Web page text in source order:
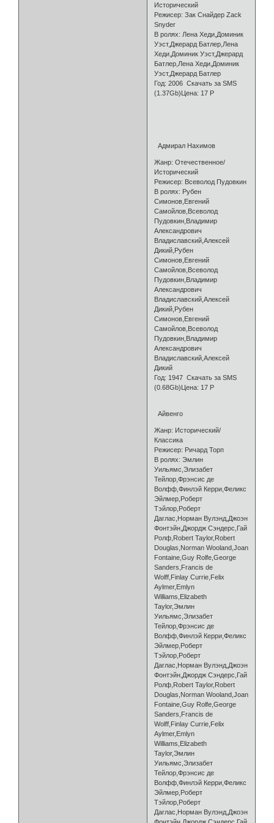
Исторический
Режисер: Зак Снайдер Zack
Snyder
В ролях: Лена Хеди,Доминик
Уэст,Джерард Батлер,Лена
Хеди,Доминик Уэст,Джерард
Батлер,Лена Хеди,Доминик
Уэст,Джерард Батлер
Год: 2006 Скачать за SMS
(1.37Gb)Цена: 17 Р
Адмирал Нахимов
Жанр: Отечественное/
Исторический
Режисер: Всеволод Пудовкин
В ролях: Рубен
Симонов,Евгений
Самойлов,Всеволод
Пудовкин,Владимир
Александрович
Владиславский,Алексей
Дикий,Рубен
Симонов,Евгений
Самойлов,Всеволод
Пудовкин,Владимир
Александрович
Владиславский,Алексей
Дикий,Рубен
Симонов,Евгений
Самойлов,Всеволод
Пудовкин,Владимир
Александрович
Владиславский,Алексей
Дикий
Год: 1947 Скачать за SMS
(0.68Gb)Цена: 17 Р
Айвенго
Жанр: Исторический/
Классика
Режисер: Ричард Торп
В ролях: Эмлин
Уильямс,Элизабет
Тейлор,Фрэнсис де
Волфф,Финлэй Керри,Феликс
Эйлмер,Роберт
Тэйлор,Роберт
Даглас,Норман Вулэнд,Джоэн
Фонтэйн,Джордж Сэндерс,Гай
Ролф,Robert Taylor,Robert
Douglas,Norman Wooland,Joan
Fontaine,Guy Rolfe,George
Sanders,Francis de
Wolff,Finlay Currie,Felix
Aylmer,Emlyn
Williams,Elizabeth
Taylor,Эмлин
Уильямс,Элизабет
Тейлор,Фрэнсис де
Волфф,Финлэй Керри,Феликс
Эйлмер,Роберт
Тэйлор,Роберт
Даглас,Норман Вулэнд,Джоэн
Фонтэйн,Джордж Сэндерс,Гай
Ролф,Robert Taylor,Robert
Douglas,Norman Wooland,Joan
Fontaine,Guy Rolfe,George
Sanders,Francis de
Wolff,Finlay Currie,Felix
Aylmer,Emlyn
Williams,Elizabeth
Taylor,Эмлин
Уильямс,Элизабет
Тейлор,Фрэнсис де
Волфф,Финлэй Керри,Феликс
Эйлмер,Роберт
Тэйлор,Роберт
Даглас,Норман Вулэнд,Джоэн